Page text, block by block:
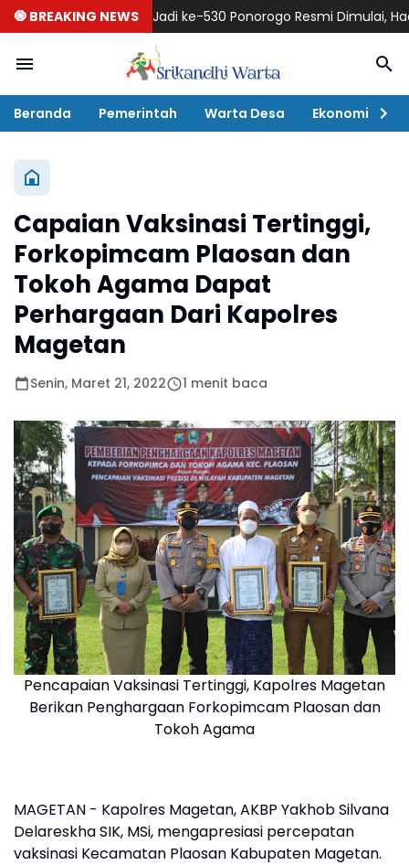
🧿 BREAKING NEWS
Hari Jadi ke-530 Ponorogo Resmi Dimulai, Hadirkan
Beranda Pemerintah Warta Desa Ekonomi
Capaian Vaksinasi Tertinggi,
Forkopimcam Plaosan dan
Tokoh Agama Dapat
Perhargaan Dari Kapolres
Magetan
Senin, Maret 21, 2022 1 menit baca
Pencapaian Vaksinasi Tertinggi, Kapolres Magetan
Berikan Penghargaan Forkopimcam Plaosan dan
Tokoh Agama
MAGETAN - Kapolres Magetan, AKBP Yakhob Silvana
Delareskha SIK, MSi, mengapresiasi percepatan
vaksinasi Kecamatan Plaosan Kabupaten Magetan.